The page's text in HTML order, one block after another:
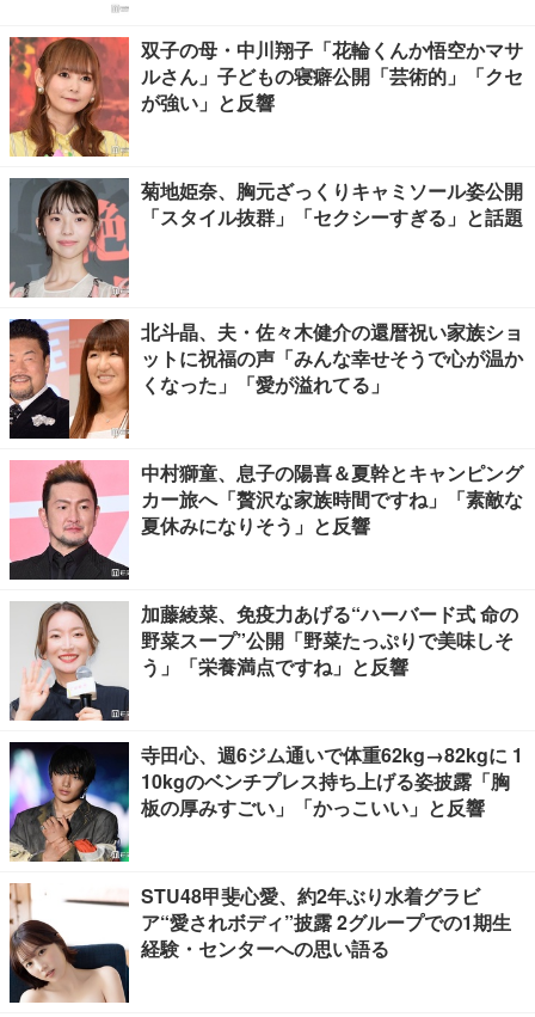
双子の母・中川翔子「花輪くんか悟空かマサ
ルさん」子どもの寝癖公開「芸術的」「クセ
が強い」と反響
菊地姫奈、胸元ざっくりキャミソール姿公開
「スタイル抜群」「セクシーすぎる」と話題
北斗晶、夫・佐々木健介の還暦祝い家族ショ
ットに祝福の声「みんな幸せそうで心が温か
くなった」「愛が溢れてる」
中村獅童、息子の陽喜＆夏幹とキャンピング
カー旅へ「贅沢な家族時間ですね」「素敵な
夏休みになりそう」と反響
加藤綾菜、免疫力あげる“ハーバード式 命の
野菜スープ”公開「野菜たっぷりで美味しそ
う」「栄養満点ですね」と反響
寺田心、週6ジム通いで体重62kg→82kgに 1
10kgのベンチプレス持ち上げる姿披露「胸
板の厚みすごい」「かっこいい」と反響
STU48甲斐心愛、約2年ぶり水着グラビ
ア“愛されボディ”披露 2グループでの1期生
経験・センターへの思い語る